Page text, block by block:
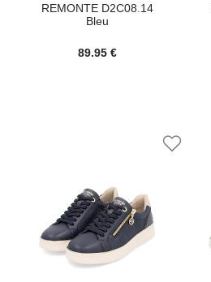
REMONTE D2C08.14
Bleu
89.95 €